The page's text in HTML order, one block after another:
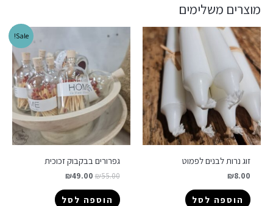
מוצרים משלימים
זוג נרות לבנים לפמוט
₪8.00
הוספה לסל
Sale!
גפרורים בבקבוק זכוכית
₪55.00
₪49.00
הוספה לסל